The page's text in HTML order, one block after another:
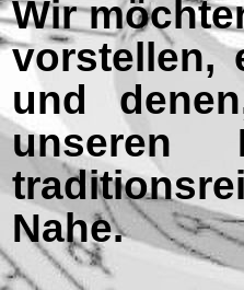
Wir
vorstellen,
und
unseren
Nahe.